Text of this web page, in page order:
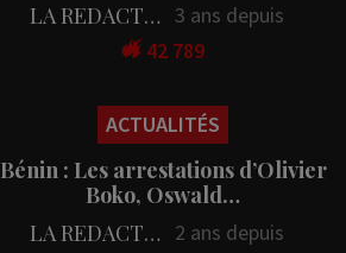
LA REDACTION 3 ans depuis
42 789
ACTUALITÉS
Bénin : Les arrestations d’Olivier
Boko, Oswald…
LA REDACTION
2 ans depuis